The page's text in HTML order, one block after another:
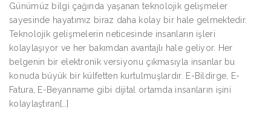
Günümüz bilgi çağında yaşanan teknolojik gelişmeler
sayesinde hayatımız biraz daha kolay bir hale gelmektedir.
Teknolojik gelişmelerin neticesinde insanların işleri
kolaylaşıyor ve her bakımdan avantajlı hale geliyor. Her
belgenin bir elektronik versiyonu çıkmasıyla insanlar bu
konuda büyük bir külfetten kurtulmuşlardır. E-Bildirge, E-
Fatura, E-Beyanname gibi dijital ortamda insanların işini
kolaylaştıran[…]